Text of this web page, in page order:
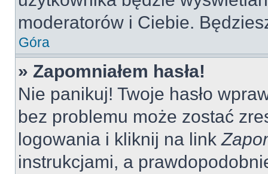
moderatorów i Ciebie.
Góra
» Zapomniałem hasła!
Nie panikuj! Twoje hasło
bez problemu może zostać
logowania i kliknij na link
instrukcjami, a